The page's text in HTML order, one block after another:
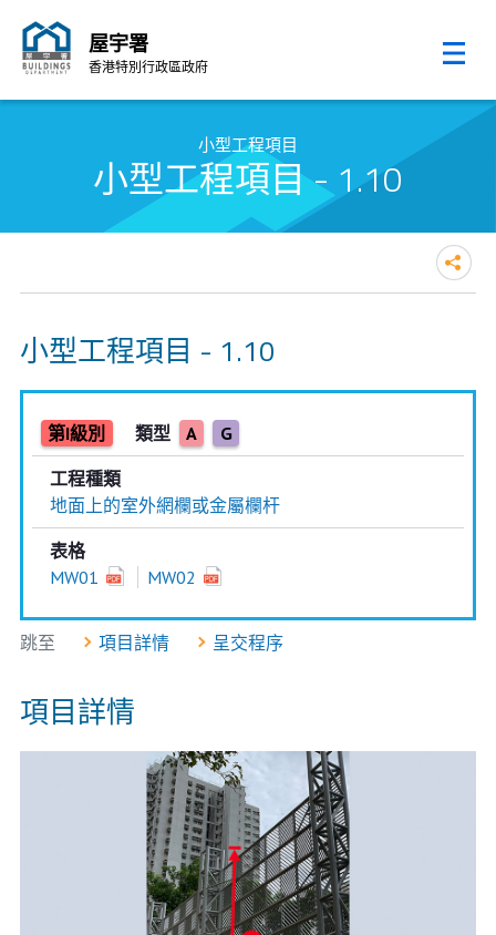
屋宇署
香港特別行政區政府
小型工程項目
小型工程項目 - 1.10
小型工程項目 - 1.10
第I級別 類型 A G
工程種類
地面上的室外網欄或金屬欄杆
表格
MW01
MW02
跳至 項目詳情 呈交程序
項目詳情